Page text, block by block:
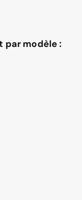
par modèle :